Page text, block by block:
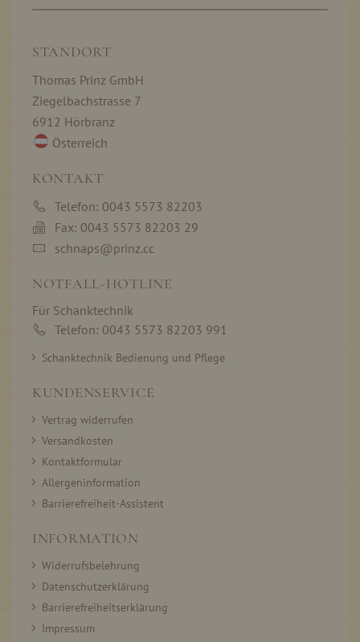
STANDORT
Thomas Prinz GmbH
Ziegelbachstrasse 7
6912 Hörbranz
Österreich
KONTAKT
Telefon: 0043 5573 82203
Fax: 0043 5573 82203 29
schnaps@prinz.cc
NOTFALL-HOTLINE
Für Schanktechnik
Telefon: 0043 5573 82203 991
Schanktechnik Bedienung und Pflege
KUNDENSERVICE
Vertrag widerrufen
Versandkosten
Kontaktformular
Allergeninformation
Barrierefreiheit-Assistent
INFORMATION
Widerrufsbelehrung
Datenschutzerklärung
Barrierefreiheitserklärung
Impressum